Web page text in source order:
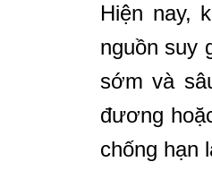
Hiện nay,
nguồn suy
sớm và
đương
chống hạn